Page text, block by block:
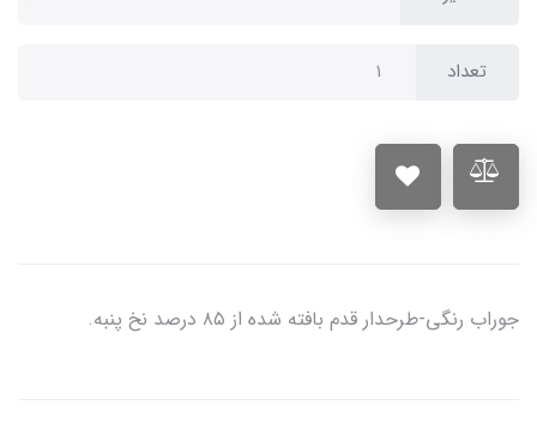
تعداد
جوراب رنگی-طرحدار قدم بافته شده از ۸۵ درصد نخ پنبه.